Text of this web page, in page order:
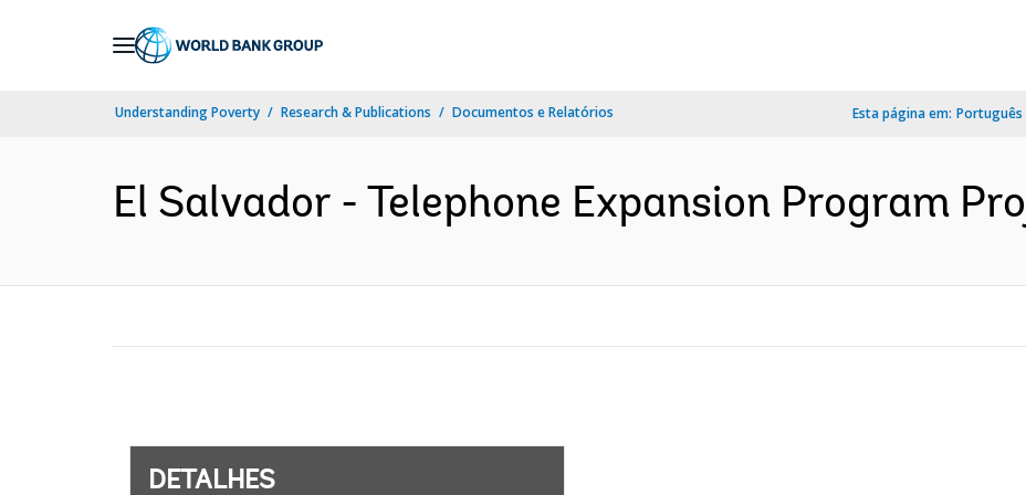
Understanding Poverty Research & Publications Documentos e Relatórios Esta página em: Português
El Salvador - Telephone Expansion Program
DETALHES